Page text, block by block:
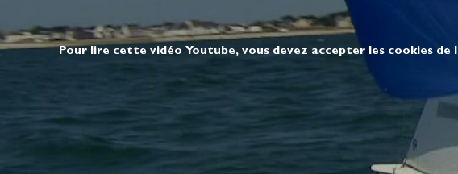
Pour lire cette vidéo Youtube, vous devez accepter les cookies